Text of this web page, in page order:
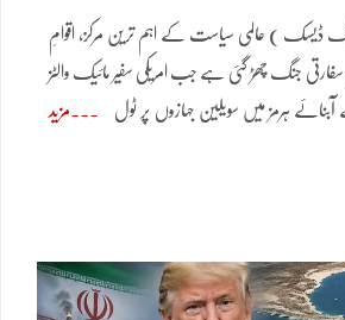
ڈیسک ) عالمی سیاست کے اہم ترین مرکز، اقوامِ
جنگ چھڑ گئی ہے جب امریکی سفیر مائیک والٹز
ہرمز میں سویلین جہازوں پر ٹول مزید